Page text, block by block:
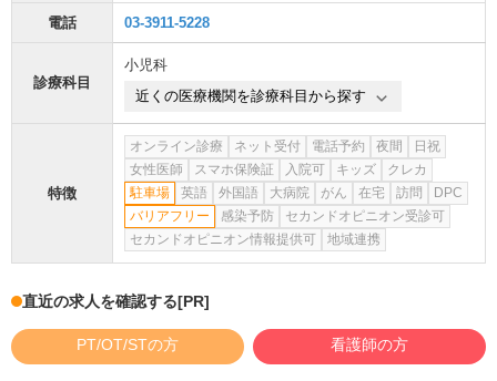
電話 03-3911-5228
診療科目
小児科
近くの医療機関を診療科目から探す
特徴
オンライン診療 ネット受付 電話予約 夜間
日祝
女性医師
スマホ保険証 入院可 キッズ
クレカ
駐車場
英語 外国語 大病院 がん 在宅 訪問
DPC
バリアフリー
感染予防
セカンドオピニオン受診可
セカンドオピニオン情報提供可
地域連携
直近の求人を確認する[PR]
PT/OT/STの方 看護師の方